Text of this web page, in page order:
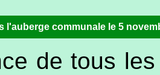
l'auberge communale le 5
de tous